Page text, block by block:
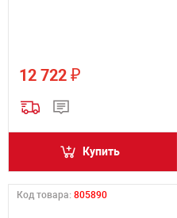
12 722 ₽
Купить
Код товара: 805890